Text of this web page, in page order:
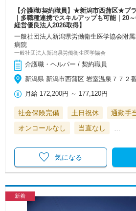
【介護職/契約職員】★新潟市西蒲区★プ
｜多職種連携でスキルアップも可能｜20
経営優良法人2026取得】
一般社団法人新潟県労働衛生医学協会附
病院
一般社団法人新潟県労働衛生医学協会
介護職・ヘルパー / 契約職員
新潟県 新潟市西蒲区 岩室温泉７７２
月給 172,200円 ～ 177,120円
社会保険完備 土日祝休 通勤手
オンコールなし
当直なし …
気になる
新着